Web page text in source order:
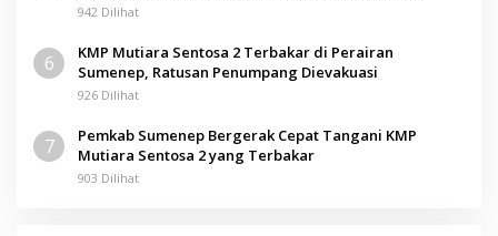
942 Dilihat
6
KMP Mutiara Sentosa 2 Terbakar di Perairan
Sumenep, Ratusan Penumpang Dievakuasi
926 Dilihat
7
Pemkab Sumenep Bergerak Cepat Tangani KMP
Mutiara Sentosa 2 yang Terbakar
903 Dilihat